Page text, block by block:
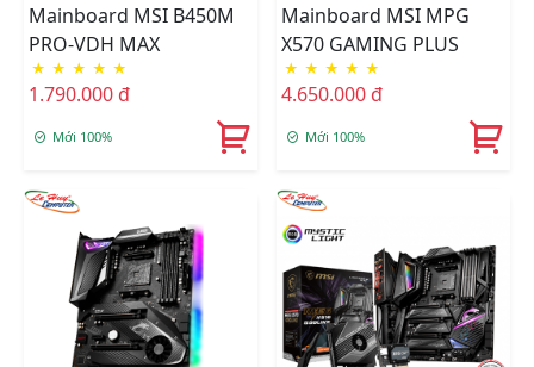
Mainboard MSI B450M
PRO-VDH MAX
★ ★ ★ ★ ★
1.790.000 đ
Mới 100%
Mainboard MSI MPG
X570 GAMING PLUS
★ ★ ★ ★ ★
4.650.000 đ
Mới 100%